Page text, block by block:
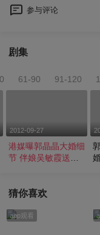
参与评论
剧集
61-90 91-120
2012-09-27
港媒曝郭晶晶大婚细
节 伴娘吴敏霞送祝
猜你喜欢
app观看